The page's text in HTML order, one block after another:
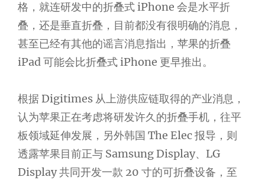
格，就连研发中的折叠式 iPhone 会是水平折
叠，还是垂直折叠，目前都没有很明确的消息，
甚至已经有其他的谣言消息指出，苹果的折叠
iPad 可能会比折叠式 iPhone 更早推出。
根据 Digitimes 从上游供应链取得的产业消息，
认为苹果正在考虑将研发许久的折叠手机，往平
板领域延伸发展，另外韩国 The Elec 报导，则
透露苹果目前正与 Samsung Display、LG
Display 共同开发一款 20 寸的可折叠设备，至